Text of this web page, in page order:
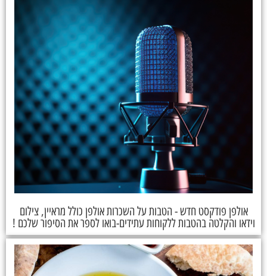
אולפן פודקסט חדש - הטבות על השכרות אולפן כולל מראיין, צילום
וידאו והקלטה בהטבות ללקוחות עתידים-בואו לספר את הסיפור שלכם !